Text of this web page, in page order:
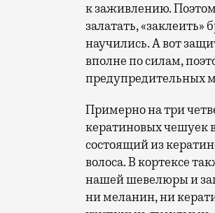
к заживлению.
залатать,
научились. А вот
вполне по силам,
предупредительных
Примерно на три
кератиновых чешуек
состоящий из
волоса. В кортексе
нашей шевелюры и
ни меланин, ни